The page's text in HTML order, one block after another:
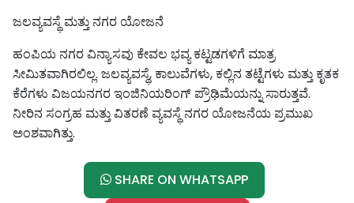
ಜಲವ್ಯವಸ್ಥೆ ಮತ್ತು ನಗರ ಯೋಜನೆ
ಹಂಪಿಯ ನಗರ ವಿನ್ಯಾಸವು ಕೇವಲ ಭವ್ಯ ಕಟ್ಟಡಗಳಿಗೆ ಮಾತ್ರ
ಸೀಮಿತವಾಗಿರಲಿಲ್ಲ. ಜಲವ್ಯವಸ್ಥೆ, ಕಾಲುವೆಗಳು, ಕಲ್ಲಿನ ತಟ್ಟೆಗಳು ಮತ್ತು ಕೃತಕ
ಕೆರೆಗಳು ವಿಜಯನಗರ ಇಂಜಿನಿಯರಿಂಗ್ ಪ್ರೌಢಿಮೆಯನ್ನು ಸಾರುತ್ತವೆ.
ನೀರಿನ ಸಂಗ್ರಹ ಮತ್ತು ವಿತರಣೆ ವ್ಯವಸ್ಥೆ ನಗರ ಯೋಜನೆಯ ಪ್ರಮುಖ
ಅಂಶವಾಗಿತ್ತು.
SHARE ON WHATSAPP